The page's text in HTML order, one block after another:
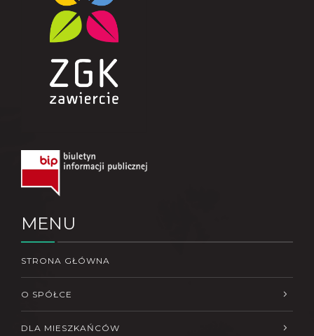
MENU
STRONA GŁÓWNA
O SPÓŁCE
DLA MIESZKAŃCÓW